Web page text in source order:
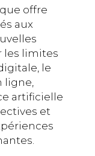
offre
aux
les limites
le
ligne,
artificielle
et